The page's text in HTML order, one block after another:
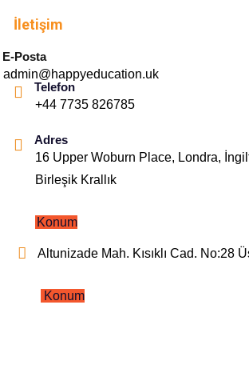
İletişim
E-Posta
admin@happyeducation.uk
Telefon
+44 7735 826785
Adres
16 Upper Woburn Place, Londra,
Birleşik Krallık
Konum
Altunizade Mah. Kısıklı Cad. No:28
Konum